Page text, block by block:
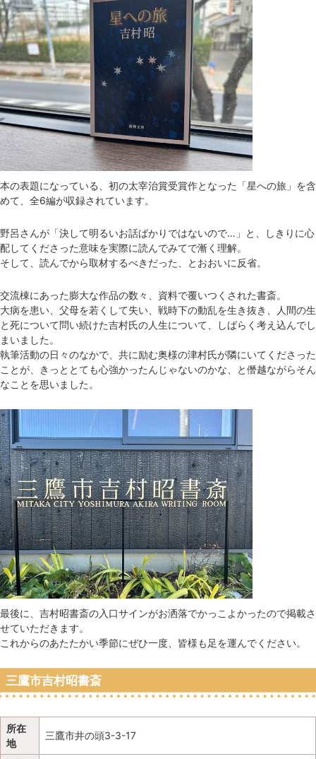
本の表題になっている、初の太宰治賞受賞作となった「星への旅」を含
めて、全6編が収録されています。
野呂さんが「決して明るいお話ばかりではないので…」と、しきりに心
配してくださった意味を実際に読んでみてで漸く理解。
そして、読んでから取材するべきだった、とおおいに反省。
交流棟にあった膨大な作品の数々、資料で覆いつくされた書斎。
大病を患い、父母を若くして失い、戦時下の動乱を生き抜き、人間の生
と死について問い続けた吉村氏の人生について、しばらく考え込んでし
まいました。
執筆活動の日々のなかで、共に励む奥様の津村氏が隣にいてくださった
ことが、きっととても心強かったんじゃないのかな、と僭越ながらそん
なことを思いました。
最後に、吉村昭書斎の入口サインがお洒落でかっこよかったので掲載さ
せていただきます。
これからのあたたかい季節にぜひ一度、皆様も足を運んでください。
三鷹市吉村昭書斎
所在
地
三鷹市井の頭3-3-17